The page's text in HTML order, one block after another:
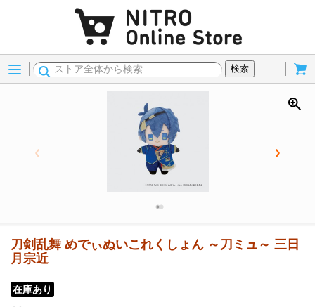
Menu
検索
刀剣乱舞 めでぃぬいこれくしょん ～刀ミュ～ 三日
月宗近
在庫あり